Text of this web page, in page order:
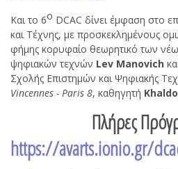
Και το 6ο DCAC δίνει έμφαση στο
και Τέχνης, με προσκεκλημένους
φήμης κορυφαίο θεωρητικό των
ψηφιακών τεχνών Lev Manovich
Σχολής Επιστημών και Ψηφιακής
Vincennes - Paris 8, καθηγητή
Πλήρες
https://avarts.ionio.gr/